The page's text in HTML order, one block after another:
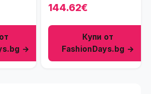
-
→
144.62€
Купи от
FashionDays.bg →